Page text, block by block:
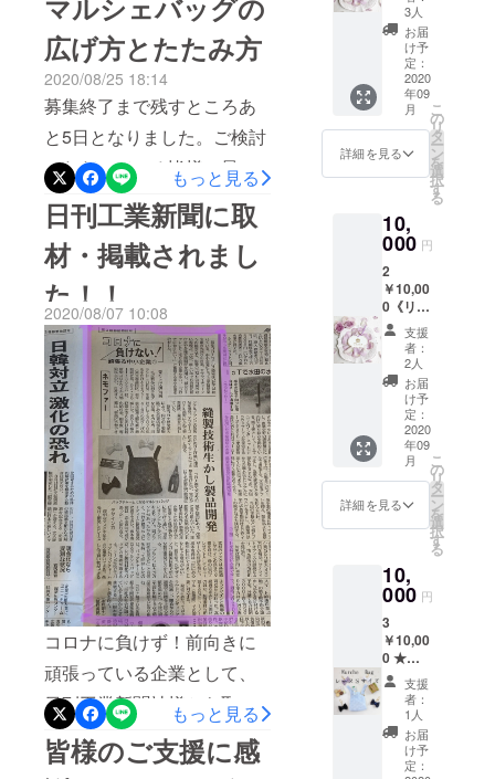
いでございました。開始
早々に予想を上回るご反響
をいただきましたため、7月
中には急きょ生産体制を拡
大し、１日も早くお手元に
Ribbon marchéをお届けで
きますよう現在も日々全力
を尽くしております。ご支
援金の使い道としてご報告
しておりました、返礼品の
製作、及び職人の雇用の維
持に使わせていただきま
す。シャルールが大切にし
てきたコンセプト“ 身に付け
れば、どんな場所でも大丈
夫 ” から生まれたのが、エ
レガントな女性にふさわし
いマルシェバッグです。ご
自身の、そして大切な方の
心を温めるアイテムとして
ご愛用いただければ、本当
にうれしいです。今後とも
どうぞ宜しくお願いいたし
ます。【リターン品のお届
をご覧になりたい方は足を
お運びいただけましたら嬉
しいです！松屋銀座1Fエッ
センスプラスでは、Chaleur
人気No.1のレースのマスク
¥1,800やマスクケース
¥3,000やマスクストラップ
¥3,000も販売されていま
す。お近くにお越しの際は
お立ち寄り下さい。
マルシェバッグの
広げ方とたたみ方
2020/08/25 18:14
募集終了まで残すところあ
と5日となりました。ご検討
いただいている皆様！最終
日は月末の8/31（月）では
なく8/30（日）までとなり
ますのでお気をつけ下さ
い！！マルシェバッグの
『広げ方』と『たたみ方』
どう使うんだろう……と、
気になる方もいらっしゃる
と思いますので動画をご覧
ください。『広げ方』『た
たみ方』
もっと見る
日刊工業新聞に取
材・掲載されまし
た！！
2020/08/07 10:08
コロナに負けず！前向きに
頑張っている企業として、
日刊工業新聞社様から取材
をして頂きました！！
もっと見る
皆様のご支援に感
Nemoto]
Furrier
(ファーリエ/
職人/専務取
締役)
両親が毛皮
の縫製工場
を営んでい
ら、幼少期
より美しい
ファーに囲
まれて育
つ。
縫製技術の
向上を常に
追い求め、1
㎜の誤差も
許さない繊
ニックを
誇ってい
認められた
技術と情熱
が、Chaleur
の高い品質
を支える。
礼の
メッ
セージ
『メー
ル』を
感謝の
気持ち
を込め
て送ら
せてい
ます ※
お礼の
メール
のみと
なりま
す。感
謝の気
持ちを
込めて
送らせ
ていた
だきま
3人
お届
け予
定：
2020
年09
月
詳細を見る
こ
の
リ
タ
ー
ン
を
選
択
す
る
10,
000 円
2
￥10,00
0《リ
ターン
が不要
な方向
け》 ・
お礼の
メッ
セージ
『メー
ル』を
感謝の
気持ち
を込め
せてい
ただき
ます ・
シャ
ルール
の新作
発売や
イベン
ト時に
情報を
『メー
ル』で
支援
者：
2人
お届
け予
定：
2020
年09
月
詳細を見る
こ
の
リ
タ
ー
ン
を
選
択
す
る
10,
000 円
3
￥10,00
0 ★マ
ルシェ
バッ
グ
レー
ス Ｓ
サイ
支援
者：
1人
お届
け予
定：